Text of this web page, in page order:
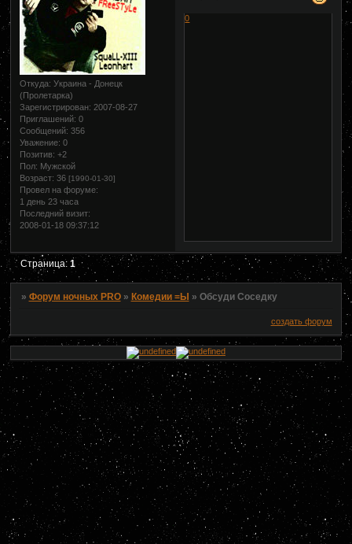
Откуда: Украина - Донецк
(Пролетарка)
Зарегистрирован: 2007-08-27
Приглашений: 0
Сообщений: 356
Уважение: 0
Позитив: +2
Пол: Мужской
Возраст: 36[1990-01-30]
Провел на форуме:
1 день 23 часа
Последний визит:
2008-01-18 09:37:12
0
Страница: 1
» Форум ночных PRO » Комедии =Ы » Обсуди Соседку
создать форум